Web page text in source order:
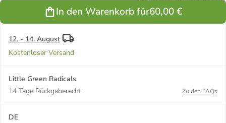
In den Warenkorb für60,00 €
12. - 14. August
Kostenloser Versand
Little Green Radicals
14 Tage Rückgaberecht
Zu den FAQs
DE